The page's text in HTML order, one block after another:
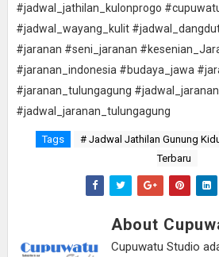
#jadwal_jathilan_kulonprogo
#jadwal_wayang_kulit
#jaranan #seni_jaranan
#jaranan_indonesia #budaya_jawa
#jaranan_tulungagung
#jadwal_jaranan_tulungagung
Tags # Jadwal Jathilan Gunung
Terbaru
About
Cupuwatu Studio